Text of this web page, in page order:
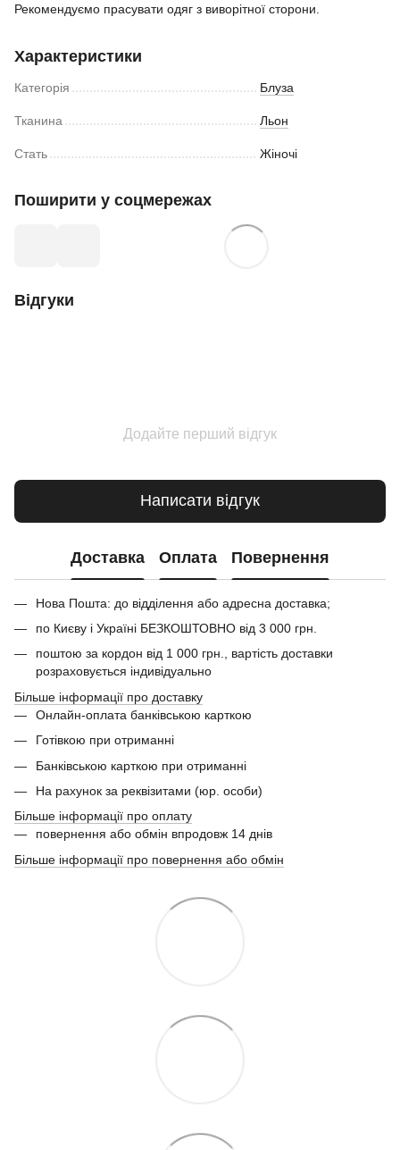
Рекомендуємо прасувати одяг з виворітної сторони.
Характеристики
Категорія Блуза
Тканина Льон
Стать Жіночі
Поширити у соцмережах
Відгуки
Додайте перший відгук
Написати відгук
Доставка Оплата Повернення
Нова Пошта: до відділення або адресна доставка;
по Києву і Україні БЕЗКОШТОВНО від 3 000 грн.
поштою за кордон від 1 000 грн., вартість доставки
розраховується індивідуально
Більше інформації про доставку
Онлайн-оплата банківською карткою
Готівкою при отриманні
Банківською карткою при отриманні
На рахунок за реквізитами (юр. особи)
Більше інформації про оплату
повернення або обмін впродовж 14 днів
Більше інформації про повернення або обмін